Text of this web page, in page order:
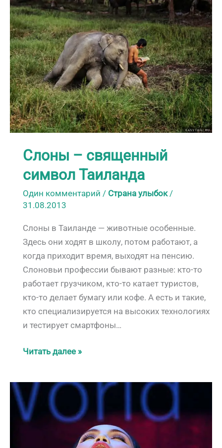
вопросы
о
буддизме
Слоны – священный
символ Таиланда
Один комментарий / Страна улыбок/
31.08.2013
Слоны в Таиланде — животные особенные.
Здесь они ходят в школу, потом работают, а
когда приходит время, выходят на пенсию.
Слоновьи профессии бывают разные: кто-то
работает грузчиком, кто-то катает туристов,
кто-то делает бумагу или кофе. А есть и такие,
кто специализируется на высоких технологиях
и тестирует смартфоны…
Слоны
символ
Таиланда
Читать далее »